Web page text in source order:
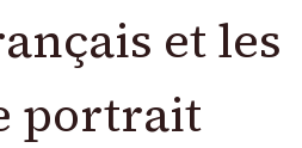
et les
portrait